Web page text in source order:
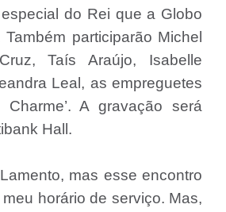
especial do Rei que a Globo
participarão Michel
Taís Araújo, Isabelle
Leal, as empreguetes
A gravação será
Hall.
mas esse encontro
horário de serviço. Mas,